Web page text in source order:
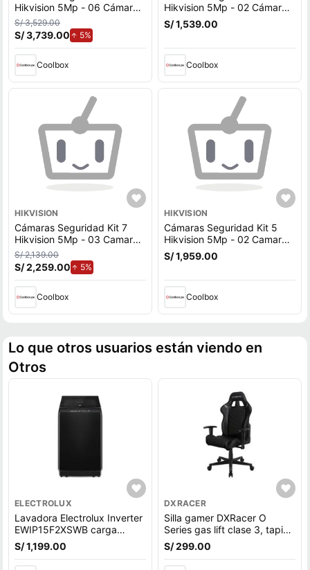
Hikvision 5Mp - 06 Cámaras
Audio Incorporado + Disco
Duro 2Tb
S/ 3,529.00
S/ 3,739.00 5%
Coolbox
Hikvision 5Mp - 02 Cámaras
Audio Incorporado + Disco
Duro 2Tb
S/ 1,539.00
Coolbox
HIKVISION
Cámaras Seguridad Kit 7
Hikvision 5Mp - 03 Camaras
Audio Incorporado + Disco
Duro 2Tb
S/ 2,139.00
S/ 2,259.00 5%
Coolbox
HIKVISION
Cámaras Seguridad Kit 5
Hikvision 5Mp - 02 Camaras
Audio Incorporado + Disco
Duro 2Tb
S/ 1,959.00
Coolbox
Lo que otros usuarios están viendo en
Otros
ELECTROLUX
Lavadora Electrolux Inverter
EWIP15F2XSWB carga
superior, capacidad 15 kg,
negro
S/ 1,199.00
DXRACER
Silla gamer DXRacer O
Series gas lift clase 3, tapiz
cuero pu, máx. 100 kg,
inclinación 90 - 135°, negro
S/ 299.00